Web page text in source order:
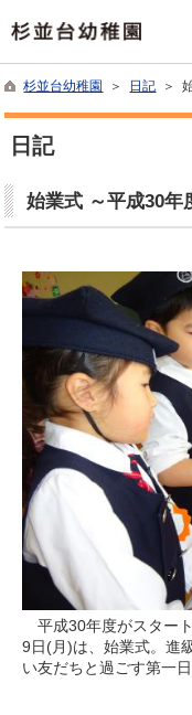
杉並台幼稚園 ＞ 日記 ＞
日記
始業式 ～平成30年
平成30年度がスタート
9日(月)は、始業式。進
い友だちと過ごす第一